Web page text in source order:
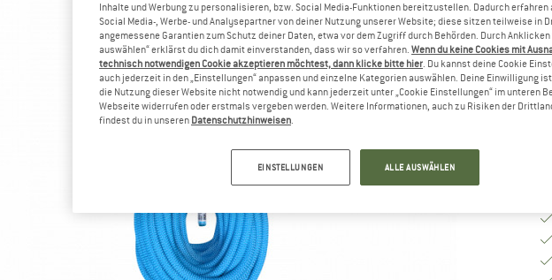
Inhalte und Werbung zu personalisieren, bzw. Social Media-Funktionen bereitzustellen. Dadurch erfahren
Social Media-, Werbe- und Analysepartner von deiner Nutzung unserer Website; diese sitzen teilweise in
angemessene Garantien zum Schutz deiner Daten, etwa vor dem Zugriff durch Behörden. Durch Anklicken
auswählen“ erklärst du dich damit einverstanden, dass wir so verfahren. Wenn du keine Cookies mit
technisch notwendigen Cookie akzeptieren möchtest, dann klicke bitte hier. Du kannst deine Cookie
auch jederzeit in den „Einstellungen“ anpassen und einzelne Kategorien auswählen. Deine Einwilligung
die Nutzung dieser Website nicht notwendig und kann jederzeit unter „Cookie Einstellungen“ im unteren
Webseite widerrufen oder erstmals vergeben werden. Weitere Informationen, auch zu Risiken der
findest du in unseren Datenschutzhinweisen.
EINSTELLUNGEN ALLE AUSWÄHLEN